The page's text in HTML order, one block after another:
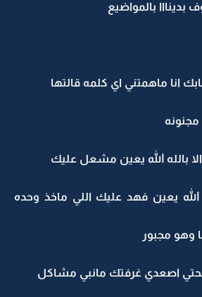
بدينااا بالمواضيع
انا ماهمتني اي كلمه قالتها
بالله الله يعين مشعل عليك
الله يعين فهد عليك اللي ماخذ وحده
وهو مجبور
اصعدي غرفتك مانبي مشاكل